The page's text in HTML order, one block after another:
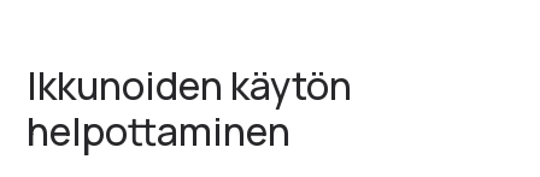
Ikkunoiden käytön
helpottaminen